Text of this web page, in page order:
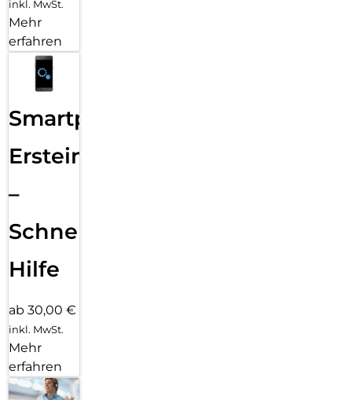
inkl. MwSt.
Mehr
erfahren
Smartphone
Ersteinrichtung
–
Schnelle
Hilfe
ab 30,00 €
inkl. MwSt.
Mehr
erfahren